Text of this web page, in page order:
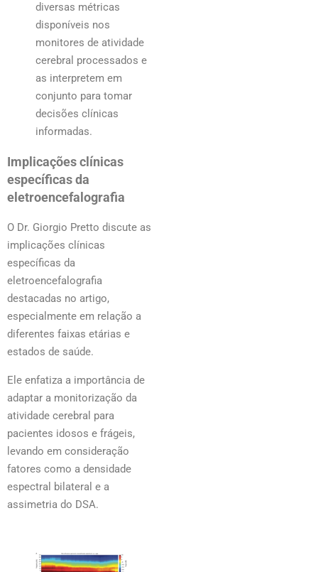
diversas métricas
disponíveis nos
monitores de atividade
cerebral processados e
as interpretem em
conjunto para tomar
decisões clínicas
informadas.
Implicações clínicas
específicas da
eletroencefalografia
O Dr. Giorgio Pretto discute as
implicações clínicas
específicas da
eletroencefalografia
destacadas no artigo,
especialmente em relação a
diferentes faixas etárias e
estados de saúde.
Ele enfatiza a importância de
adaptar a monitorização da
atividade cerebral para
pacientes idosos e frágeis,
levando em consideração
fatores como a densidade
espectral bilateral e a
assimetria do DSA.